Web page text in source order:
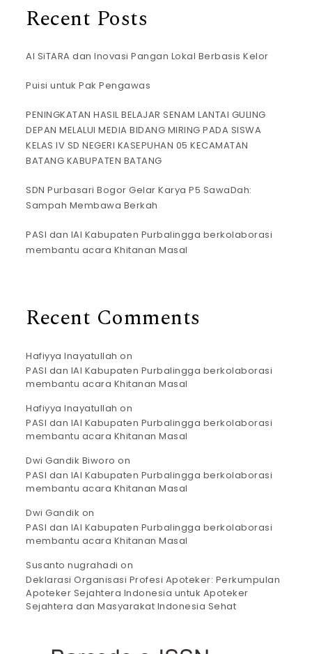
Recent Posts
AI SiTARA dan Inovasi Pangan Lokal Berbasis Kelor
Puisi untuk Pak Pengawas
PENINGKATAN HASIL BELAJAR SENAM LANTAI GULING
DEPAN MELALUI MEDIA BIDANG MIRING PADA SISWA
KELAS IV SD NEGERI KASEPUHAN 05 KECAMATAN
BATANG KABUPATEN BATANG
SDN Purbasari Bogor Gelar Karya P5 SawaDah:
Sampah Membawa Berkah
PASI dan IAI Kabupaten Purbalingga berkolaborasi
membantu acara Khitanan Masal
Recent Comments
Hafiyya Inayatullah on
PASI dan IAI Kabupaten Purbalingga berkolaborasi
membantu acara Khitanan Masal
Hafiyya Inayatullah on
PASI dan IAI Kabupaten Purbalingga berkolaborasi
membantu acara Khitanan Masal
Dwi Gandik Biworo on
PASI dan IAI Kabupaten Purbalingga berkolaborasi
membantu acara Khitanan Masal
Dwi Gandik on
PASI dan IAI Kabupaten Purbalingga berkolaborasi
membantu acara Khitanan Masal
Susanto nugrahadi on
Deklarasi Organisasi Profesi Apoteker: Perkumpulan
Apoteker Sejahtera Indonesia untuk Apoteker
Sejahtera dan Masyarakat Indonesia Sehat